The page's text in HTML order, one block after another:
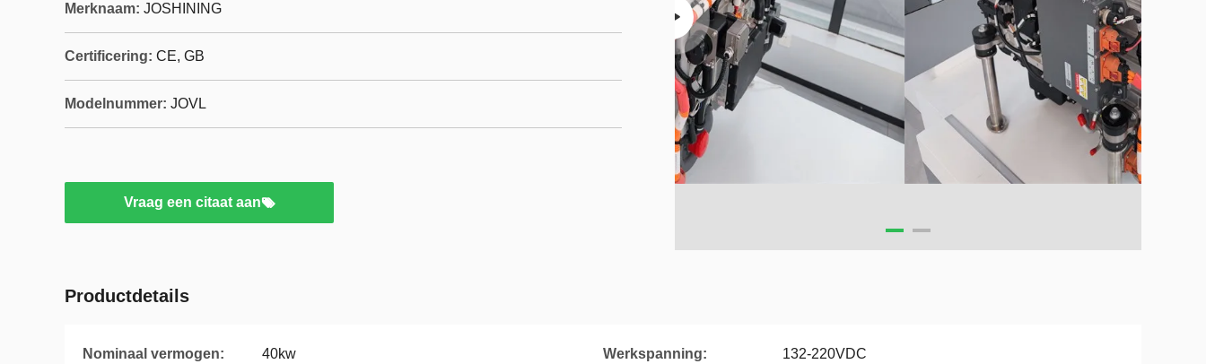
Merknaam: JOSHINING
Certificering: CE, GB
Modelnummer: JOVL
Vraag een citaat aan
Productdetails
Nominaal vermogen: 40kw Werkspanning: 132-220VDC